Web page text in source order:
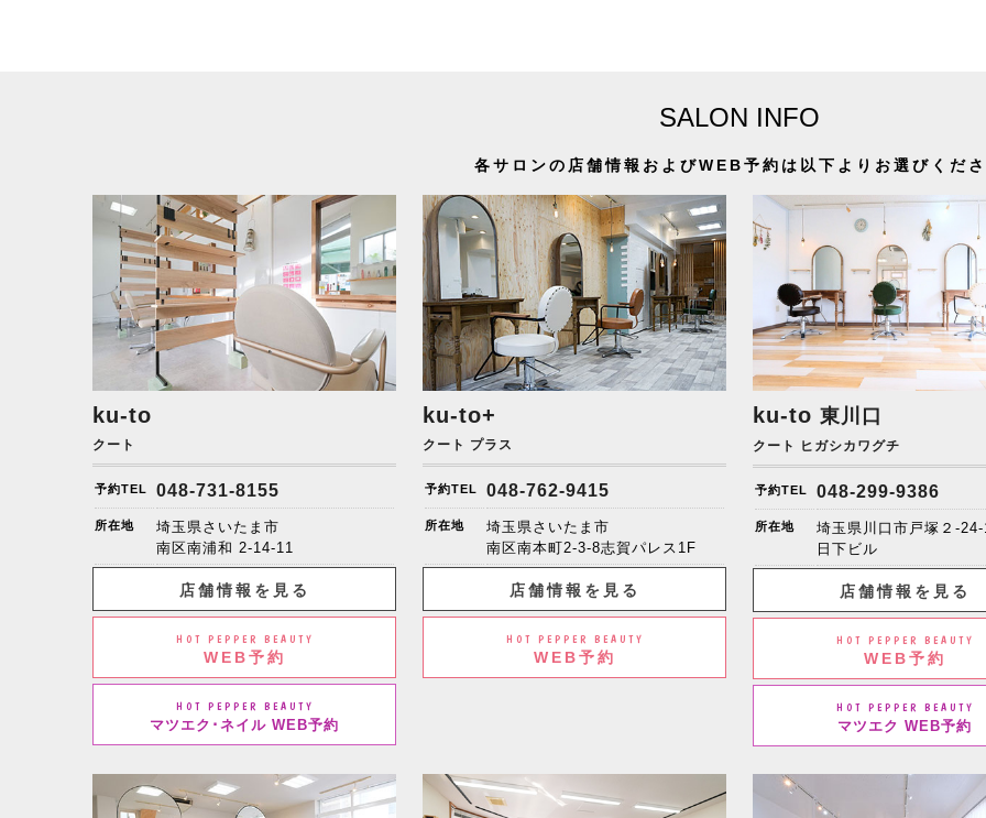
SALON INFO
各サロンの店舗情報およびWEB予約は以下よりお選びくだ
ku-to
クート
予約TEL 048-731-8155
所在地
埼玉県さいたま市
南区南浦和 2-14-11
店舗情報を見る
HOT PEPPER BEAUTY
WEB予約
HOT PEPPER BEAUTY
マツエク･ネイル WEB予約
ku-to+
クート プラス
予約TEL 048-762-9415
所在地
埼玉県さいたま市
南区南本町2-3-8志賀パレス1F
店舗情報を見る
HOT PEPPER BEAUTY
WEB予約
ku-to 東川口
クート ヒガシカワグチ
予約TEL 048-299-9386
所在地
埼玉県川口市戸塚２-
日下ビル
店舗情報を見る
HOT PEPPER BEAUTY
WEB予約
HOT PEPPER BEAUTY
マツエク WEB予約